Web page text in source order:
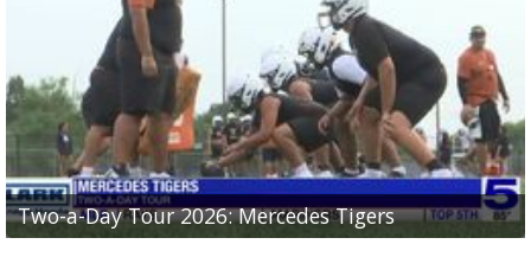
Two-a-Day Tour 2026: Mercedes Tigers
Two-a-Day Tour 2026: Progreso Red Ants
Two-a-Day Tour 2026: Donna Redskins
Two-a-Day Tour 2026: Brownsville Pace Vikings
Two-a-Day Tour 2026: La Joya Coyotes